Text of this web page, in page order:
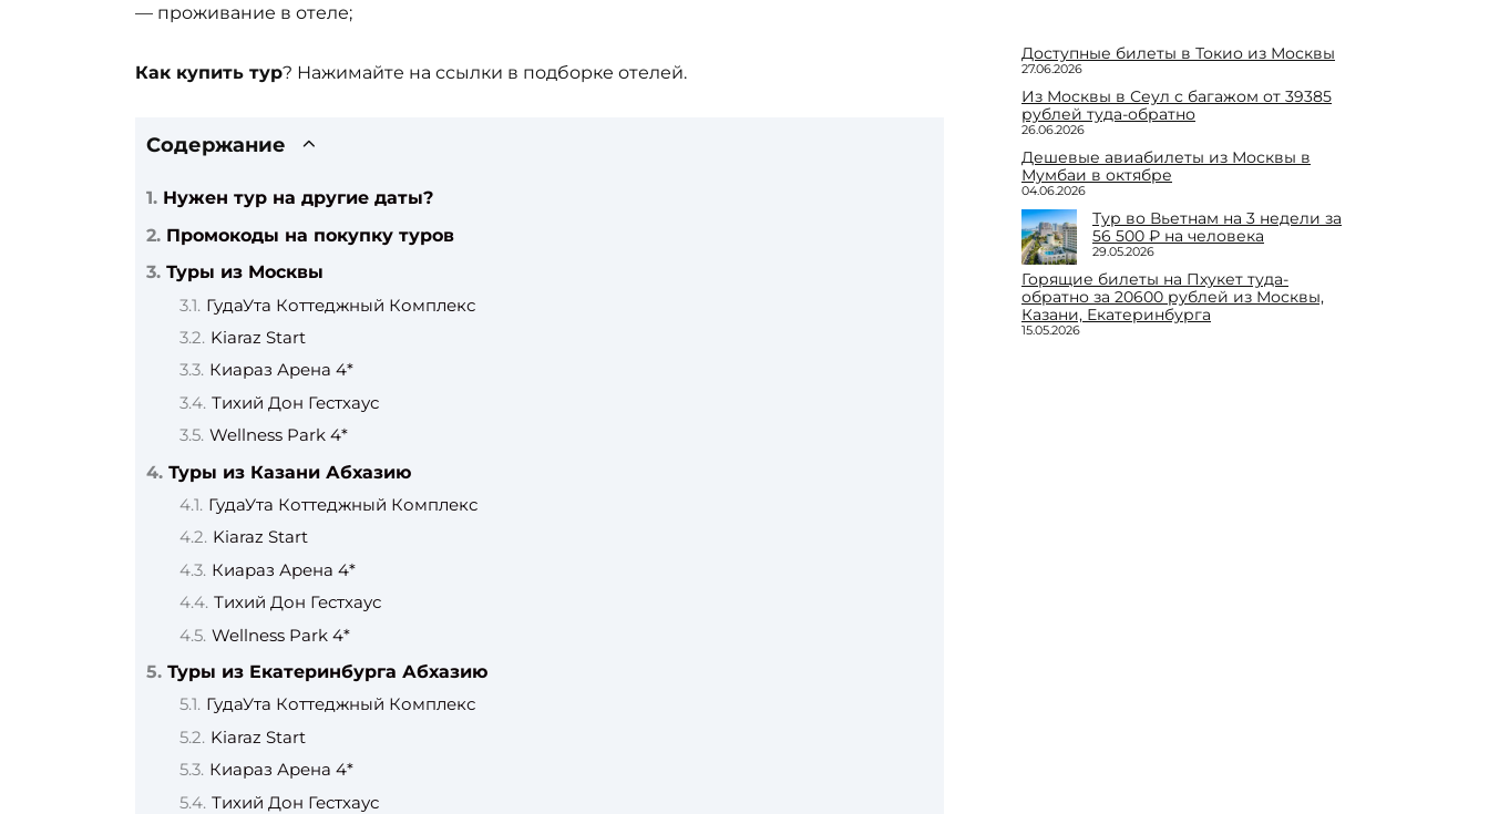
— проживание в отеле;
Как купить тур? Нажимайте на ссылки в подборке отелей.
Содержание
Нужен тур на другие даты?
Промокоды на покупку туров
Туры из Москвы
ГудаУта Коттеджный Комплекс
Kiaraz Start
Киараз Арена 4*
Тихий Дон Гестхаус
Wellness Park 4*
Туры из Казани Абхазию
ГудаУта Коттеджный Комплекс
Kiaraz Start
Киараз Арена 4*
Тихий Дон Гестхаус
Wellness Park 4*
Туры из Екатеринбурга Абхазию
ГудаУта Коттеджный Комплекс
Kiaraz Start
Киараз Арена 4*
Тихий Дон Гестхаус
Доступные билеты в Токио из Москвы
27.06.2026
Из Москвы в Сеул с багажом от 39385
рублей туда-обратно
26.06.2026
Дешевые авиабилеты из Москвы в
Мумбаи в октябре
04.06.2026
Тур во Вьетнам на 3 недели за
56 500 ₽ на человека
29.05.2026
Горящие билеты на Пхукет туда-
обратно за 20600 рублей из Москвы,
Казани, Екатеринбурга
15.05.2026